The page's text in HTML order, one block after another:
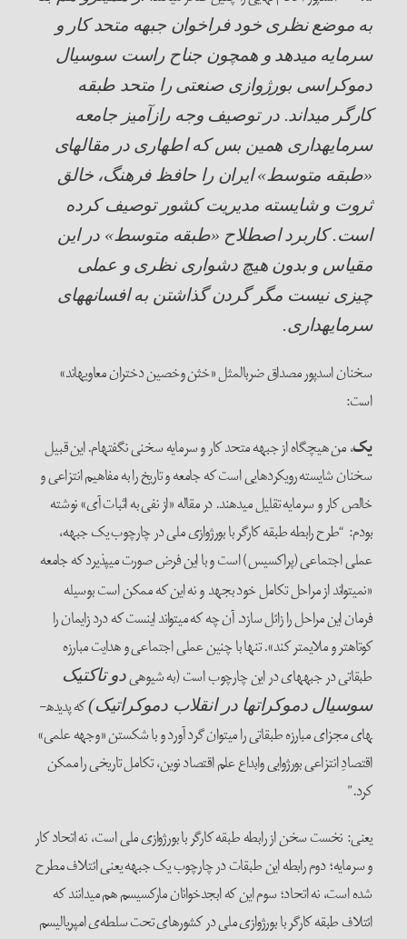
به موضع نظری خود فراخوان جبهه متحد کار و
سرمایه می­دهد و هم­چون جناح راست سوسیال
دموکراسی بورژوازی صنعتی را متحد طبقه
کارگر می­داند. در توصیف وجه رازآمیز جامعه
سرمایه­داری همین بس که اطهاری در مقاله­ای
«طبقه متوسط» ایران را حافظ فرهنگ، خالق
ثروت و شایسته مدیریت کشور توصیف کرده
است. کاربرد اصطلاح «طبقه متوسط» در این
مقیاس و بدون هیچ دشواری نظری و عملی
چیزی نیست مگر گردن گذاشتن به افسانه­های
سرمایه­داری.
سخنان اسدپور مصداق ضرب­المثل «خثن وخصین دختران معاویه­اند»
است:
یک، من هیچگاه از جبهه متحد کار و سرمایه سخنی نگفته­ام. این قبیل
سخنان شایسته رویکردهایی است که جامعه و تاریخ را به مفاهیم انتزاعی و
خالص کار و سرمایه تقلیل می­دهند. در مقاله «از نفی به اثبات آی» نوشته
بودم: “طرح رابطه طبقه کارگر با بورژوازی ملی در چارچوب یک جبهه،
عملی اجتماعی (پراکسیس) است و با این فرض صورت می­پذیرد که جامعه
«نمی­تواند از مراحل تکامل خود بجهدو نه این که ممکن است بوسیله
فرمان این مراحل را زائل سازد. آن چه که می­تواند اینست که درد زایمان را
کوتاه­تر و ملایم­تر کند». تنها با چنین عملی اجتماعی و هدایت مبارزه
طبقاتی در جبهه­ای در این چارچوب است (به شیوه­­یدو تاکتیک
سوسیال دموکرات­ها در انقلاب دموکراتیک)که پدیده­
های مجزای مبارزه طبقاتی را می­توان گرد ­آورد و با شکستن «وجهه علمی»
اقتصادِ انتزاعی بورژوایی وابداع علم اقتصاد نوین، تکامل تاریخی را ممکن
کرد.”
یعنی: نخست سخن از رابطه طبقه کارگر با بورژوازی ملی است، نه اتحاد کار
و سرمایه؛ دوم رابطه این طبقات در چارچوب یک جبهه یعنی ائتلاف مطرح
شده است، نه اتحاد؛ سوم این که ابجدخوانان مارکسیسم هم می­دانند که
ائتلاف طبقه کارگر با بورژوازی ملی در کشورهای تحت سلطه‌ی امپریالیسم